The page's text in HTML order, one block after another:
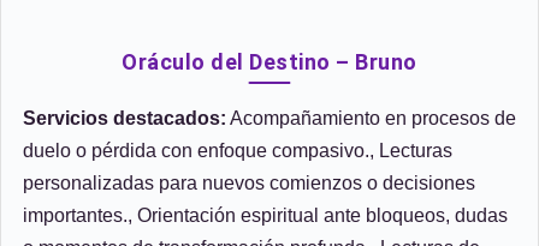
Oráculo del Destino – Bruno
Servicios destacados: Acompañamiento en procesos de
duelo o pérdida con enfoque compasivo., Lecturas
personalizadas para nuevos comienzos o decisiones
importantes., Orientación espiritual ante bloqueos, dudas